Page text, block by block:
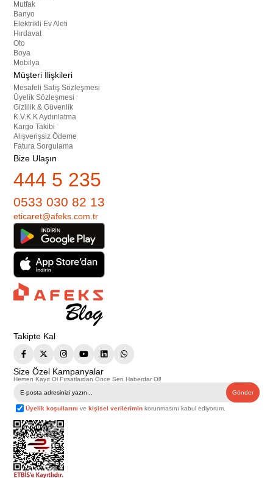
Mutfak
Banyo
Elektrikli Ev Aleti
Hırdavat
Oto
Boya
Mobilya
Müşteri İlişkileri
Mesafeli Satış Sözleşmesi
Üyelik Sözleşmesi
Gizlilik & Güvenlik
K.V.K.K Aydınlatma
Kargo Takibi
Alışverişsiz Ödeme
Fatura Sorgulama
Bize Ulaşın
444 5 235
0533 030 82 13
eticaret@afeks.com.tr
Takipte Kal
Size Özel Kampanyalar
Hemen Kayıt Ol Fırsatlardan Önce Sen Haberdar Ol!
Gönder
Üyelik koşullarını vekişisel verilerimin korunmasını kabul ediyorum.